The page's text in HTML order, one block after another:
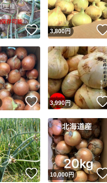
いいね！
3,800円
いいね！
3,990円
いいね！
10,000円